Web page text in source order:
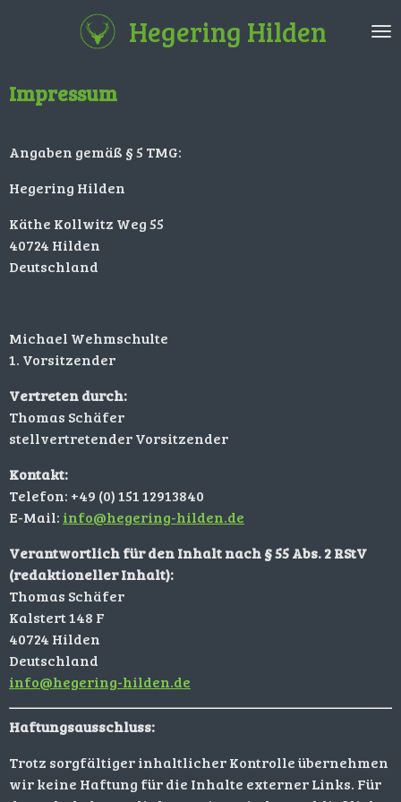
Hauptinhalt
Hegering Hilden
Impressum
Angaben gemäß § 5 TMG:
Hegering Hilden
Käthe Kollwitz Weg 55
40724 Hilden
Deutschland
Michael Wehmschulte
1. Vorsitzender
Vertreten durch:
Thomas Schäfer
stellvertretender Vorsitzender
Kontakt:
Telefon: +49 (0) 151 12913840
E-Mail: info@hegering-hilden.de
Verantwortlich für den Inhalt nach § 55 Abs. 2 RStV
(redaktioneller Inhalt):
Thomas Schäfer
Kalstert 148 F
40724 Hilden
Deutschland
info@hegering-hilden.de
Haftungsausschluss:
Trotz sorgfältiger inhaltlicher Kontrolle übernehmen
wir keine Haftung für die Inhalte externer Links. Für